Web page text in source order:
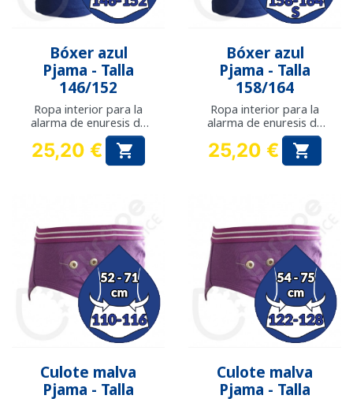
Bóxer azul
Pjama - Talla
146/152
Ropa interior para la
alarma de enuresis de
Precio
25,20 € 
Bóxer azul
Pjama - Talla
158/164
Ropa interior para la
alarma de enuresis de
Precio
25,20 € 
Culote malva
Pjama - Talla
Culote malva
Pjama - Talla